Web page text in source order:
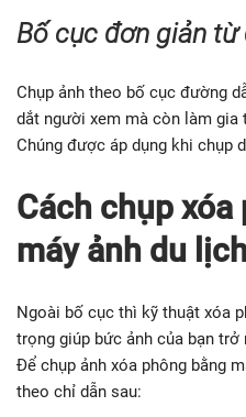
Bố cục đơn giản từ
Chụp ảnh theo bố cục đường
dắt người xem mà còn làm gia
Chúng được áp dụng khi chụp
Cách chụp xóa
máy ảnh du
Ngoài bố cục thì kỹ thuật xóa
trọng giúp bức ảnh của bạn
Để chụp ảnh xóa phông bằng
theo chỉ dẫn sau: